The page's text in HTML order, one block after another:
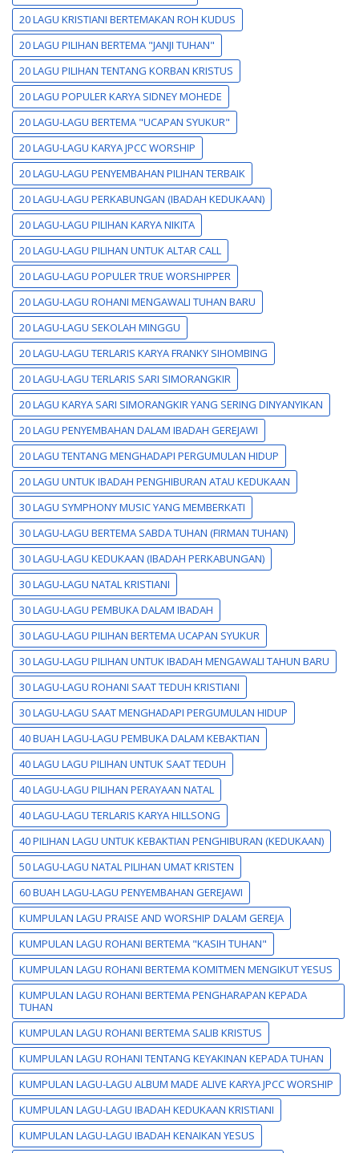
20 LAGU KRISTIANI BERTEMAKAN ROH KUDUS
20 LAGU PILIHAN BERTEMA "JANJI TUHAN"
20 LAGU PILIHAN TENTANG KORBAN KRISTUS
20 LAGU POPULER KARYA SIDNEY MOHEDE
20 LAGU-LAGU BERTEMA "UCAPAN SYUKUR"
20 LAGU-LAGU KARYA JPCC WORSHIP
20 LAGU-LAGU PENYEMBAHAN PILIHAN TERBAIK
20 LAGU-LAGU PERKABUNGAN (IBADAH KEDUKAAN)
20 LAGU-LAGU PILIHAN KARYA NIKITA
20 LAGU-LAGU PILIHAN UNTUK ALTAR CALL
20 LAGU-LAGU POPULER TRUE WORSHIPPER
20 LAGU-LAGU ROHANI MENGAWALI TUHAN BARU
20 LAGU-LAGU SEKOLAH MINGGU
20 LAGU-LAGU TERLARIS KARYA FRANKY SIHOMBING
20 LAGU-LAGU TERLARIS SARI SIMORANGKIR
20 LAGU KARYA SARI SIMORANGKIR YANG SERING DINYANYIKAN
20 LAGU PENYEMBAHAN DALAM IBADAH GEREJAWI
20 LAGU TENTANG MENGHADAPI PERGUMULAN HIDUP
20 LAGU UNTUK IBADAH PENGHIBURAN ATAU KEDUKAAN
30 LAGU SYMPHONY MUSIC YANG MEMBERKATI
30 LAGU-LAGU BERTEMA SABDA TUHAN (FIRMAN TUHAN)
30 LAGU-LAGU KEDUKAAN (IBADAH PERKABUNGAN)
30 LAGU-LAGU NATAL KRISTIANI
30 LAGU-LAGU PEMBUKA DALAM IBADAH
30 LAGU-LAGU PILIHAN BERTEMA UCAPAN SYUKUR
30 LAGU-LAGU PILIHAN UNTUK IBADAH MENGAWALI TAHUN BARU
30 LAGU-LAGU ROHANI SAAT TEDUH KRISTIANI
30 LAGU-LAGU SAAT MENGHADAPI PERGUMULAN HIDUP
40 BUAH LAGU-LAGU PEMBUKA DALAM KEBAKTIAN
40 LAGU LAGU PILIHAN UNTUK SAAT TEDUH
40 LAGU-LAGU PILIHAN PERAYAAN NATAL
40 LAGU-LAGU TERLARIS KARYA HILLSONG
40 PILIHAN LAGU UNTUK KEBAKTIAN PENGHIBURAN (KEDUKAAN)
50 LAGU-LAGU NATAL PILIHAN UMAT KRISTEN
60 BUAH LAGU-LAGU PENYEMBAHAN GEREJAWI
KUMPULAN LAGU PRAISE AND WORSHIP DALAM GEREJA
KUMPULAN LAGU ROHANI BERTEMA "KASIH TUHAN"
KUMPULAN LAGU ROHANI BERTEMA KOMITMEN MENGIKUT YESUS
KUMPULAN LAGU ROHANI BERTEMA PENGHARAPAN KEPADA
TUHAN
KUMPULAN LAGU ROHANI BERTEMA SALIB KRISTUS
KUMPULAN LAGU ROHANI TENTANG KEYAKINAN KEPADA TUHAN
KUMPULAN LAGU-LAGU ALBUM MADE ALIVE KARYA JPCC WORSHIP
KUMPULAN LAGU-LAGU IBADAH KEDUKAAN KRISTIANI
KUMPULAN LAGU-LAGU IBADAH KENAIKAN YESUS